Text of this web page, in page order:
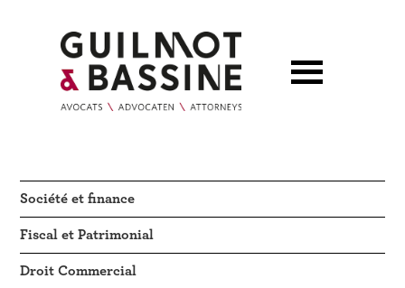
Société et finance
Fiscal et Patrimonial
Droit Commercial